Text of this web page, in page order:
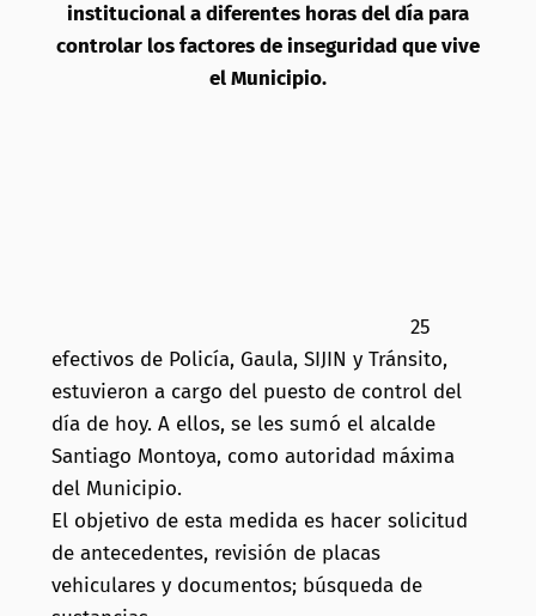
institucional a diferentes horas del día para
controlar los factores de inseguridad que vive
el Municipio.
25
efectivos de Policía, Gaula, SIJIN y Tránsito,
estuvieron a cargo del puesto de control del
día de hoy. A ellos, se les sumó el alcalde
Santiago Montoya, como autoridad máxima
del Municipio.
El objetivo de esta medida es hacer solicitud
de antecedentes, revisión de placas
vehiculares y documentos; búsqueda de